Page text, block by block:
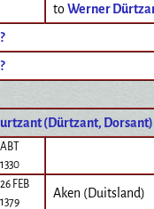
toWerner
?
?
(Dürtzant, Dorsant)
ABT
1330
26 FEB
1379
Aken (Duitsland)